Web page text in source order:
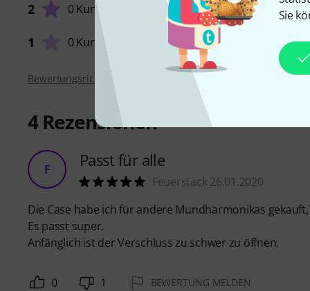
Sie
2 0 Kunden
1 0 Kunden
Bewertungsrichtlinien
4Rezensionen
F Passt für alle
Feuerstack 26.01.2020
Die Case habe ich für andere Mundharmonikas
Es passt super.
Anfänglich ist der Verschluss zu schwer zu öffnen.
0 1 BEWERTUNG MELDEN